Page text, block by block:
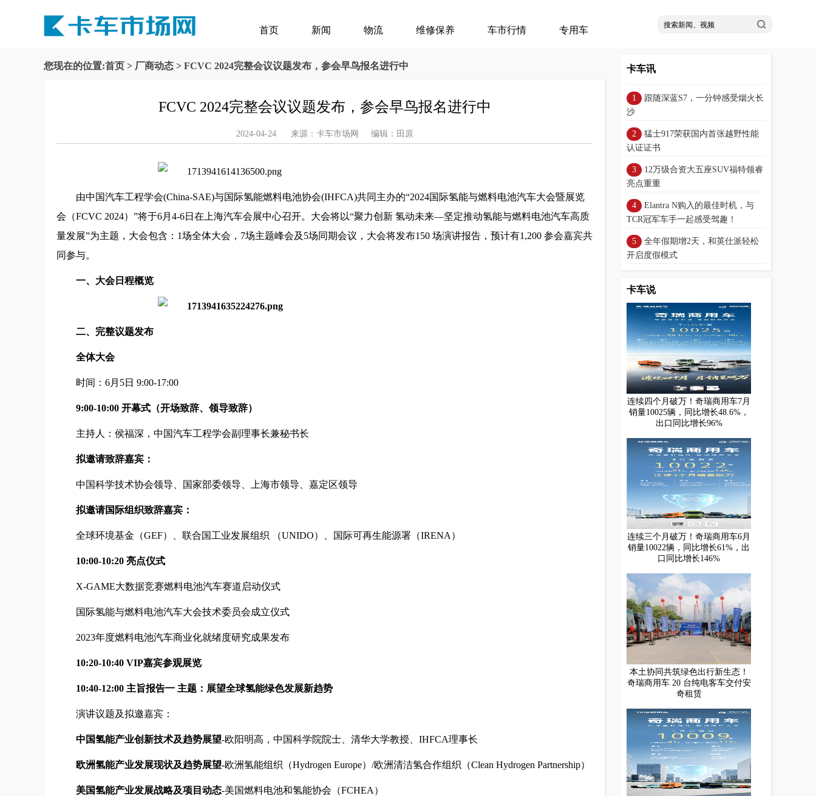
首页 新闻 物流 维修保养 车市行情 专用车
您现在的位置:首页 > 厂商动态 > FCVC 2024完整会议议题发布，参会早鸟报名进行中
FCVC 2024完整会议议题发布，参会早鸟报名进行中
2024-04-24 来源：卡车市场网 编辑：田原
由中国汽车工程学会(China-SAE)与国际氢能燃料电池协会(IHFCA)共同主办的“2024国际氢能与燃料电池汽车大会暨展览
会（FCVC 2024）”将于6月4-6日在上海汽车会展中心召开。大会将以“聚力创新 氢动未来—坚定推动氢能与燃料电池汽车高质
量发展”为主题，大会包含：1场全体大会，7场主题峰会及5场同期会议，大会将发布150 场演讲报告，预计有1,200 参会嘉宾共
同参与。
一、大会日程概览
二、完整议题发布
全体大会
时间：6月5日 9:00-17:00
9:00-10:00 开幕式（开场致辞、领导致辞）
主持人：侯福深，中国汽车工程学会副理事长兼秘书长
拟邀请致辞嘉宾：
中国科学技术协会领导、国家部委领导、上海市领导、嘉定区领导
拟邀请国际组织致辞嘉宾：
全球环境基金（GEF）、联合国工业发展组织 （UNIDO）、国际可再生能源署（IRENA）
10:00-10:20 亮点仪式
X-GAME大数据竞赛燃料电池汽车赛道启动仪式
国际氢能与燃料电池汽车大会技术委员会成立仪式
2023年度燃料电池汽车商业化就绪度研究成果发布
10:20-10:40 VIP嘉宾参观展览
10:40-12:00 主旨报告一 主题：展望全球氢能绿色发展新趋势
演讲议题及拟邀嘉宾：
中国氢能产业创新技术及趋势展望-欧阳明高，中国科学院院士、清华大学教授、IHFCA理事长
欧洲氢能产业发展现状及趋势展望-欧洲氢能组织（Hydrogen Europe）/欧洲清洁氢合作组织（Clean Hydrogen Partnership）
美国氢能产业发展战略及项目动态-美国燃料电池和氢能协会（FCHEA）
卡车讯
跟随深蓝S7，一分钟感受烟火长
沙
猛士917荣获国内首张越野性能
认证证书
12万级合资大五座SUV福特领睿
亮点重重
Elantra N购入的最佳时机，与
TCR冠军车手一起感受驾趣！
全年假期增2天，和英仕派轻松
开启度假模式
卡车说
连续四个月破万！奇瑞商用车7月
销量10025辆，同比增长48.6%，
出口同比增长96%
连续三个月破万！奇瑞商用车6月
销量10022辆，同比增长61%，出
口同比增长146%
本土协同共筑绿色出行新生态！
奇瑞商用车 20 台纯电客车交付安
奇租赁